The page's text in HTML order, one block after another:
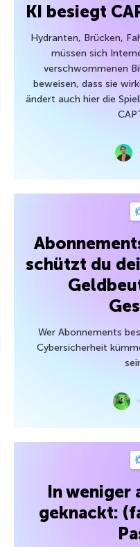
KI besiegt
Hydranten, Brücken,
müssen sich
verschwommenen
beweisen, dass sie
ändert auch hier die
schützt du
Wer Abonnements
Cybersicherheit
In weniger
geknackt: